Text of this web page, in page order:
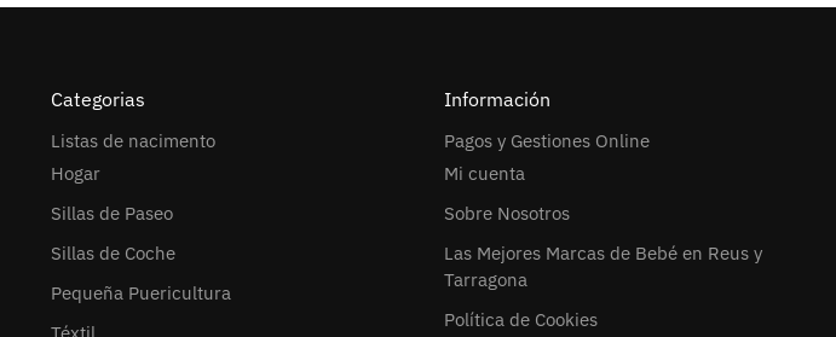
Categorias
Listas de nacimento
Hogar
Sillas de Paseo
Sillas de Coche
Pequeña Puericultura
Información
Pagos y Gestiones Online
Mi cuenta
Sobre Nosotros
Las Mejores Marcas de Bebé en Reus y
Tarragona
Política de Cookies